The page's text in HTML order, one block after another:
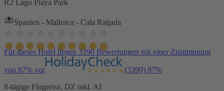
R2 Lago Playa Park
Spanien - Mallorca - Cala Ratjada
Für dieses Hotel liegen 3390 Bewertungen mit einer Zustimmung
von 87% vor (3390) 87%
8-tägige Flugreise, DZ inkl. AI